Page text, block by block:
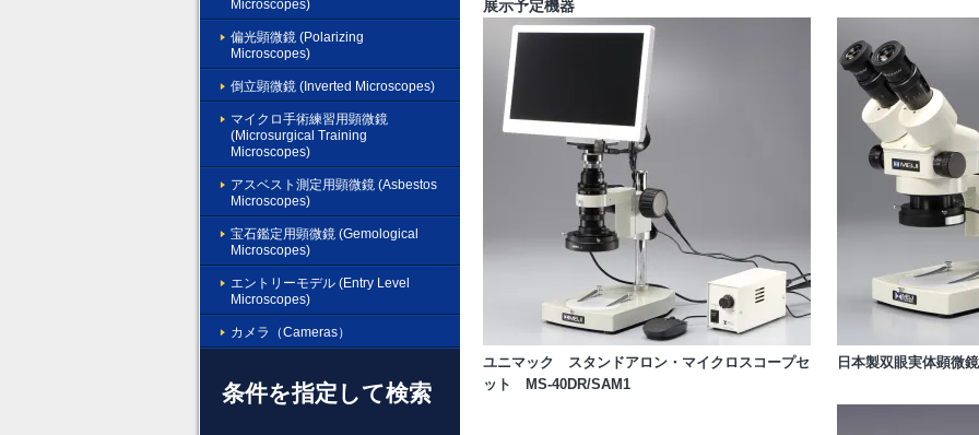
Microscopes)
偏光顕微鏡 (Polarizing
Microscopes)
倒立顕微鏡 (Inverted Microscopes)
マイクロ手術練習用顕微鏡
(Microsurgical Training
Microscopes)
アスベスト測定用顕微鏡 (Asbestos
Microscopes)
宝石鑑定用顕微鏡 (Gemological
Microscopes)
エントリーモデル (Entry Level
Microscopes)
カメラ（Cameras）
条件を指定して検索
展示予定機器
ユニマック スタンドアロン・マイクロスコープセ
ット MS-40DR/SAM1
日本製双眼実体顕